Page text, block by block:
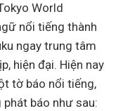
World
nổi tiếng thành
ngay trung tâm
hiện đại. Hiện nay
tờ báo nổi tiếng,
báo như sau: